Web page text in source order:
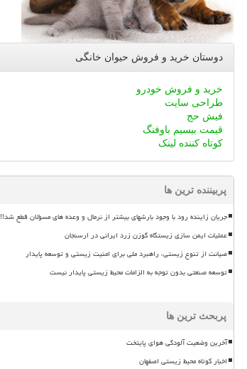
دوستان خرید و فروش حیوان خانگی
خرید و فروش خودرو
طراحی سایت
فیش حج
قیمت بیسیم باوفنگ
کوتاه کننده لینک
پربیننده ترین ها
جریان زاینده رود با وجود بارشهای بیشتر از نرمال و وعده های مسؤلان قطع شد!!
عملیات ایمن سازی زیستگاه گوزن زرد ایرانی در ارسنجان
صیانت از تنوع زیستی، راهبرد ملی برای امنیت زیستی و توسعه پایدار
توسعه صنعتی بدون توجه به الزامات محیط زیستی پایدار نیست
پربحث ترین ها
آخرین وضعیت آلودگی هوای پایتخت
اخبار کوتاه محیط زیستی اصفهان